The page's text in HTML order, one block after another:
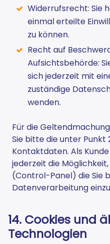
Widerrufsrecht: Sie
einmal erteilte
zu können.
Recht auf
Aufsichtsbehörde:
sich jederzeit mit
zuständige
wenden.
Für die
Sie bitte die unter
Kontaktdaten. Als
jederzeit die
(Control-Panel) die Sie
Datenverarbeitung
14. Cookies und
Technologien